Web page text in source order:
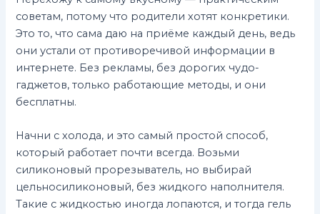
советам, потому что родители хотят конкретики.
Это то, что сама даю на приёме каждый день, ведь
они устали от противоречивой информации в
интернете. Без рекламы, без дорогих чудо-
гаджетов, только работающие методы, и они
бесплатны.
Начни с холода, и это самый простой способ,
который работает почти всегда. Возьми
силиконовый прорезыватель, но выбирай
цельносиликоновый, без жидкого наполнителя.
Такие с жидкостью иногда лопаются, и тогда гель